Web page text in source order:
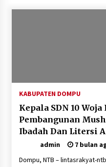
KABUPATEN DOMPU
Kepala SDN 10
Pembangunan
Ibadah Dan Litersi
admin
7 bulan
Dompu, NTB – lintasrakyat-